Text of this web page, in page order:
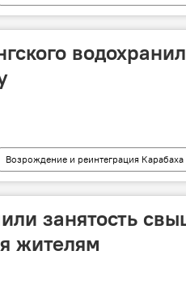
Возрождение и реинтеграция Карабаха
занятость
жителям